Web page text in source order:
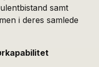
samt
i deres samlede